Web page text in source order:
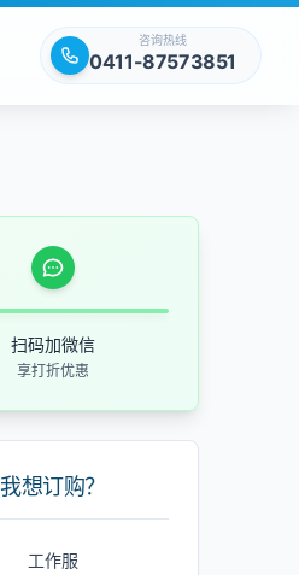
咨询热线
0411-87573851
扫码加微信
享打折优惠
我想订购？
工作服